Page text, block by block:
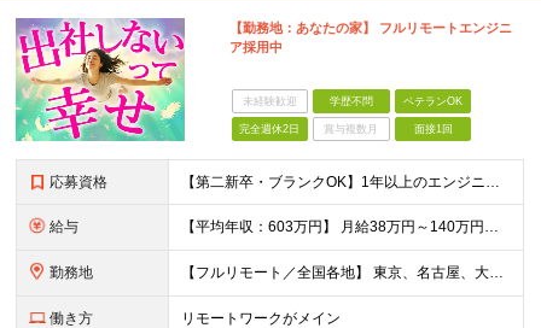
【勤務地：あなたの家】 フルリモートエンジニ
ア採用中
未経験歓迎 学歴不問 ベテランOK
完全週休2日 賞与複数月 面接1回
応募資格 【第二新卒・ブランクOK】1年以上のエンジニア経験がある方(開発・インフラ・工程・言語一切不問） 文理・学歴不問 【歓迎条件】 ◆AI・クラウド案件に参画したい方 ◆下流工程から上流工程へステップア
給与 【平均年収：603万円】 月給38万円～140万円＋諸手当（経験者） 【平均年収603万円】 ※案件の契約内容や昇給額などはすべて開示します。 ※経験や能力を考慮し決定します。 ※月給には固定残業
勤務地 【フルリモート／全国各地】 東京、名古屋、大阪、福岡を中心とした全国のプロジェクトにアサイン。 ※プロジェクトは完全選択制です。 ※フルリモート、ハイブリッド型、常駐案件から自由に選択可能です。 ※転
働き方 リモートワークがメイン